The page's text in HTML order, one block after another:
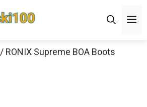
/ RONIX Supreme BOA Boots